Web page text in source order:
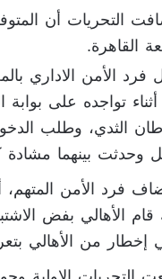
القاهرة.
تواجده على
الثدي، وطلب الدخول
وحدثت بينهما مشادة
فرد الأمن
قام الأهالي بفض
إخطار من الأهالي